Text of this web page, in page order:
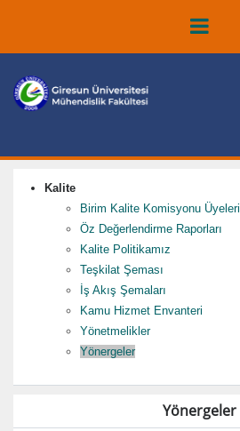
Kalite
Birim Kalite Komisyonu Üyeleri
Öz Değerlendirme Raporları
Kalite Politikamız
Teşkilat Şeması
İş Akış Şemaları
Kamu Hizmet Envanteri
Yönetmelikler
Yönergeler
Yönergeler